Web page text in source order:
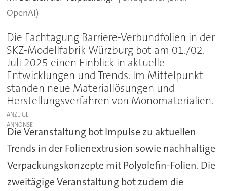
OpenAI)
Die Fachtagung Barriere-Verbundfolien in der
SKZ-Modellfabrik Würzburg bot am 01./02.
Juli 2025 einen Einblick in aktuelle
Entwicklungen und Trends. Im Mittelpunkt
standen neue Materiallösungen und
Herstellungsverfahren von Monomaterialien.
ANZEIGE
Die Veranstaltung bot Impulse zu aktuellen
Trends in der Folienextrusion sowie nachhaltige
Verpackungskonzepte mit Polyolefin-Folien. Die
zweitägige Veranstaltung bot zudem die